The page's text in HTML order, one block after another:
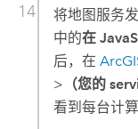
将地图服务
中的在
后，在
> （您的
看到每台计